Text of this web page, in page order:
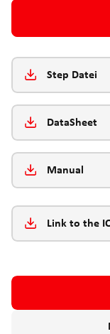
Step Datei
DataSheet
Manual
Link to the